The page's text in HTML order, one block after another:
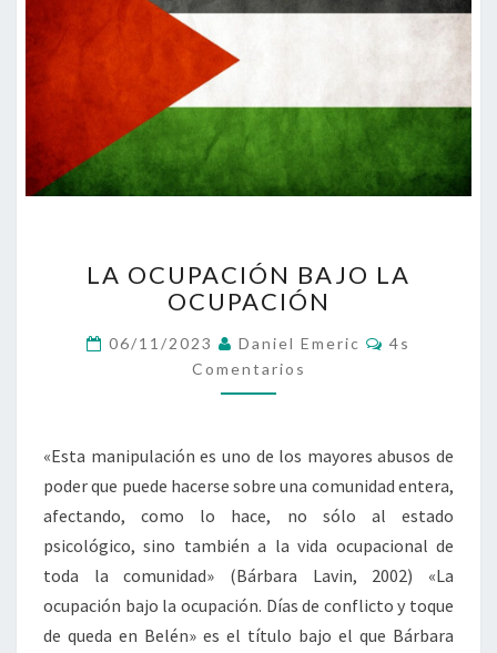
OCUPACIÓN
BAJO
OCUPACIÓN
LA OCUPACIÓN BAJO LA
OCUPACIÓN
06/11/2023 Daniel Emeric Comentarios
4s
Comentarios
«Esta manipulación es uno de los mayores abusos de
poder que puede hacerse sobre una comunidad entera,
afectando, como lo hace, no sólo al estado
psicológico, sino también a la vida ocupacional de
toda la comunidad» (Bárbara Lavin, 2002) «La
ocupación bajo la ocupación. Días de conflicto y toque
de queda en Belén» es el título bajo el que Bárbara